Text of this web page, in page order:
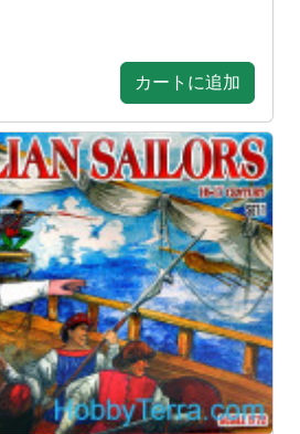
カートに追加